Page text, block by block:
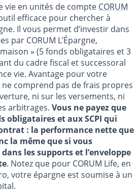
vie en unités de compte CORUM
efficace pour chercher à
Il vous permet d’investir dans
par CORUM L’Épargne,
» (5 fonds obligataires et 3
du cadre fiscal et successoral
vie. Avantage pour votre
ne comprend pas de frais propres
ni sur les versements, ni
arbitrages. Vous ne payez que
obligataires et aux SCPI qui
: la performance nette que
la même que si vous
les supports et l’enveloppe
. Notez que pour CORUM Life, en
votre épargne est soumise à un